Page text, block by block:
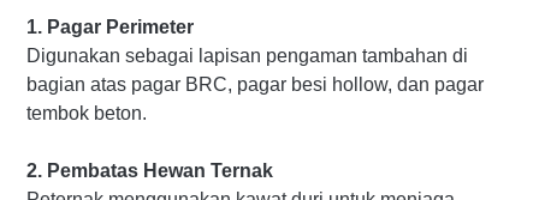
1. Pagar Perimeter
Digunakan sebagai lapisan pengaman tambahan di
bagian atas pagar BRC, pagar besi hollow, dan pagar
tembok beton.
2. Pembatas Hewan Ternak